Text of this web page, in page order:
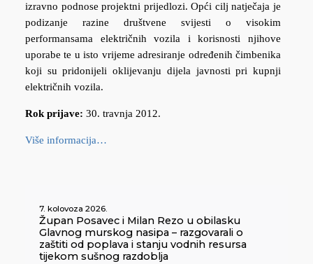
izravno podnose projektni prijedlozi. Opći cilj natječaja je
podizanje razine društvene svijesti o visokim
performansama električnih vozila i korisnosti njihove
uporabe te u isto vrijeme adresiranje određenih čimbenika
koji su pridonijeli oklijevanju dijela javnosti pri kupnji
električnih vozila.
Rok prijave: 30. travnja 2012.
Više informacija…
7. kolovoza 2026.
Župan Posavec i Milan Rezo u obilasku
Glavnog murskog nasipa – razgovarali o
zaštiti od poplava i stanju vodnih resursa
tijekom sušnog razdoblja